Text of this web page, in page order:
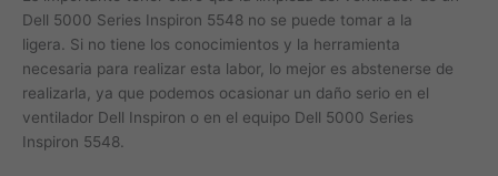
Dell 5000 Series Inspiron 5548 no se puede tomar a la
ligera. Si no tiene los conocimientos y la herramienta
necesaria para realizar esta labor, lo mejor es abstenerse de
realizarla, ya que podemos ocasionar un daño serio en el
ventilador Dell Inspiron o en el equipo Dell 5000 Series
Inspiron 5548.